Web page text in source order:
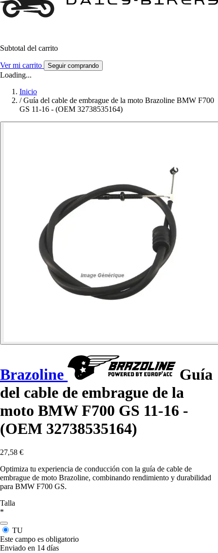
Subtotal del carrito
Ver mi carrito Seguir comprando
Loading...
Inicio
/ Guía del cable de embrague de la moto Brazoline BMW F700
GS 11-16 - (OEM 32738535164)
Brazoline
Guía
del cable de embrague de la
moto BMW F700 GS 11-16 -
(OEM 32738535164)
27,58 €
Optimiza tu experiencia de conducción con la guía de cable de
embrague de moto Brazoline, combinando rendimiento y durabilidad
para BMW F700 GS.
Talla
*
TU
Este campo es obligatorio
Enviado en 14 días